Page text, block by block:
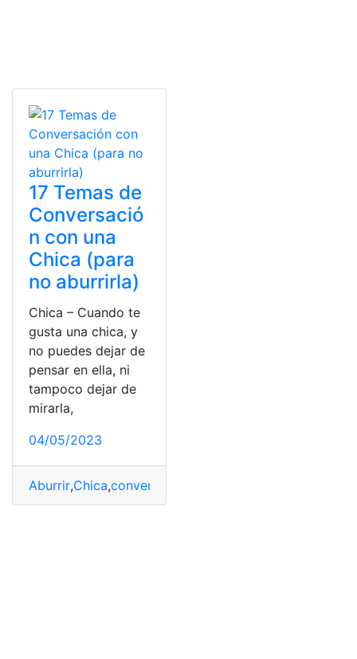
17 Temas de
Conversació
n con una
Chica (para
no aburrirla)
Chica – Cuando te
gusta una chica, y
no puedes dejar de
pensar en ella, ni
tampoco dejar de
mirarla,
04/05/2023
Aburrir,Chica,conversación